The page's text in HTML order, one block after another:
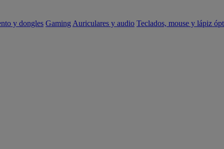
y dongles Gaming Auriculares y audio Teclados, mouse y lápiz